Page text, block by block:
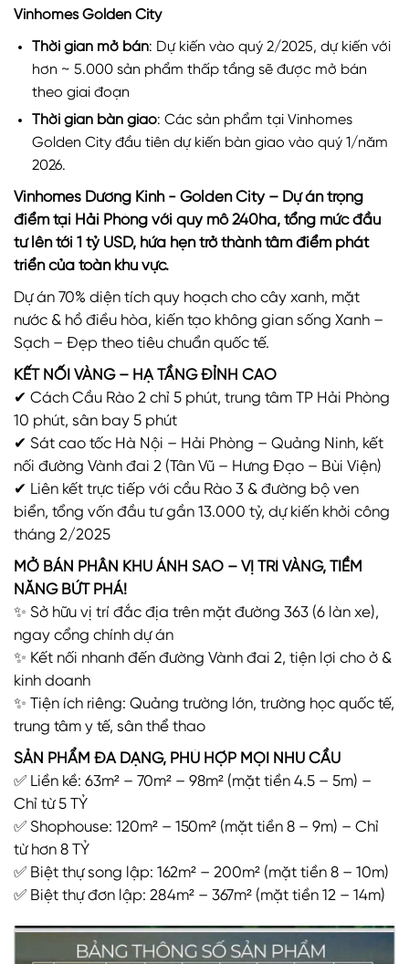
Vinhomes Golden City
Thời gian mở bán: Dự kiến vào quý 2/2025, dự kiến với
hơn ~ 5.000 sản phẩm thấp tầng sẽ được mở bán
theo giai đoạn
Thời gian bàn giao: Các sản phẩm tại Vinhomes
Golden City đầu tiên dự kiến bàn giao vào quý 1/năm
2026.
Vinhomes Dương Kinh - Golden City – Dự án trọng
điểm tại Hải Phòng với quy mô 240ha, tổng mức đầu
tư lên tới 1 tỷ USD, hứa hẹn trở thành tâm điểm phát
triển của toàn khu vực.
Dự án 70% diện tích quy hoạch cho cây xanh, mặt
nước & hồ điều hòa, kiến tạo không gian sống Xanh –
Sạch – Đẹp theo tiêu chuẩn quốc tế.
KẾT NỐI VÀNG – HẠ TẦNG ĐỈNH CAO
✔ Cách Cầu Rào 2 chỉ 5 phút, trung tâm TP Hải Phòng
10 phút, sân bay 5 phút
✔ Sát cao tốc Hà Nội – Hải Phòng – Quảng Ninh, kết
nối đường Vành đai 2 (Tân Vũ – Hưng Đạo – Bùi Viện)
✔ Liên kết trực tiếp với cầu Rào 3 & đường bộ ven
biển, tổng vốn đầu tư gần 13.000 tỷ, dự kiến khởi công
tháng 2/2025
MỞ BÁN PHÂN KHU ÁNH SAO – VỊ TRÍ VÀNG, TIỀM
NĂNG BỨT PHÁ!
✨ Sở hữu vị trí đắc địa trên mặt đường 363 (6 làn xe),
ngay cổng chính dự án
✨ Kết nối nhanh đến đường Vành đai 2, tiện lợi cho ở &
kinh doanh
✨ Tiện ích riêng: Quảng trường lớn, trường học quốc tế,
trung tâm y tế, sân thể thao
SẢN PHẨM ĐA DẠNG, PHÙ HỢP MỌI NHU CẦU
✅ Liền kề: 63m² – 70m² – 98m² (mặt tiền 4.5 – 5m) –
Chỉ từ 5 TỶ
✅ Shophouse: 120m² – 150m² (mặt tiền 8 – 9m) – Chỉ
từ hơn 8 TỶ
✅ Biệt thự song lập: 162m² – 200m² (mặt tiền 8 – 10m)
✅ Biệt thự đơn lập: 284m² – 367m² (mặt tiền 12 – 14m)